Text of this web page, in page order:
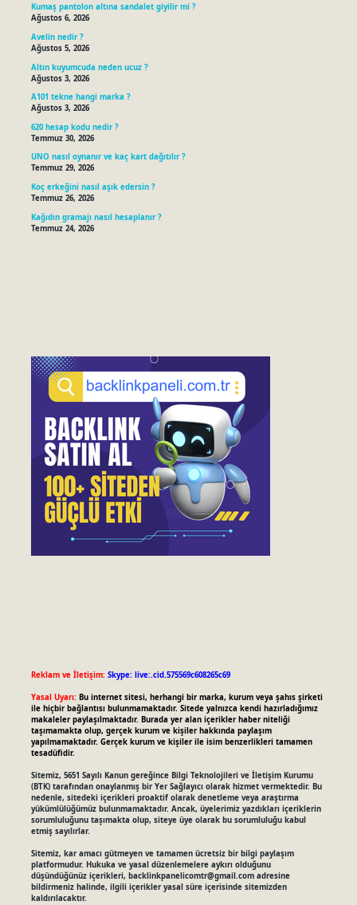
Kumaş pantolon altına sandalet giyilir mi ?
Ağustos 6, 2026
Avelin nedir ?
Ağustos 5, 2026
Altın kuyumcuda neden ucuz ?
Ağustos 3, 2026
A101 tekne hangi marka ?
Ağustos 3, 2026
620 hesap kodu nedir ?
Temmuz 30, 2026
UNO nasıl oynanır ve kaç kart dağıtılır ?
Temmuz 29, 2026
Koç erkeğini nasıl aşık edersin ?
Temmuz 26, 2026
Kağıdın gramajı nasıl hesaplanır ?
Temmuz 24, 2026
Reklam ve İletişim: Skype: live:.cid.575569c608265c69
Yasal Uyarı: Bu internet sitesi, herhangi bir marka, kurum veya şahıs şirketi
ile hiçbir bağlantısı bulunmamaktadır. Sitede yalnızca kendi hazırladığımız
makaleler paylaşılmaktadır. Burada yer alan içerikler haber niteliği
taşımamakta olup, gerçek kurum ve kişiler hakkında paylaşım
yapılmamaktadır. Gerçek kurum ve kişiler ile isim benzerlikleri tamamen
tesadüfidir.
Sitemiz, 5651 Sayılı Kanun gereğince Bilgi Teknolojileri ve İletişim Kurumu
(BTK) tarafından onaylanmış bir Yer Sağlayıcı olarak hizmet vermektedir. Bu
nedenle, sitedeki içerikleri proaktif olarak denetleme veya araştırma
yükümlülüğümüz bulunmamaktadır. Ancak, üyelerimiz yazdıkları içeriklerin
sorumluluğunu taşımakta olup, siteye üye olarak bu sorumluluğu kabul
etmiş sayılırlar.
Sitemiz, kar amacı gütmeyen ve tamamen ücretsiz bir bilgi paylaşım
platformudur. Hukuka ve yasal düzenlemelere aykırı olduğunu
düşündüğünüz içerikleri, backlinkpanelicomtr@gmail.comadresine
bildirmeniz halinde, ilgili içerikler yasal süre içerisinde sitemizden
kaldırılacaktır.